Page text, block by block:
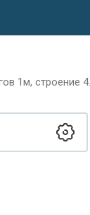
1м, строение 4.